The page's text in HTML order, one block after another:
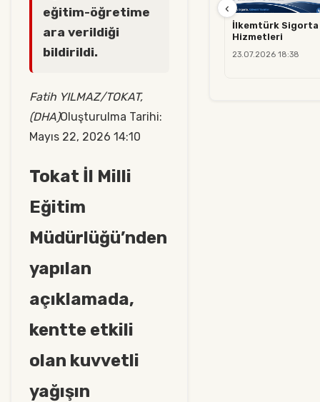
eğitim-öğretime
ara verildiği
bildirildi.
Fatih YILMAZ/TOKAT,
(DHA)Oluşturulma Tarihi:
Mayıs 22, 2026 14:10
Tokat İl Milli
Eğitim
Müdürlüğü’nden
yapılan
açıklamada,
kentte etkili
olan kuvvetli
yağışın
İlkemtürk Sigorta
Hizmetleri
23.07.2026 18:38
‹